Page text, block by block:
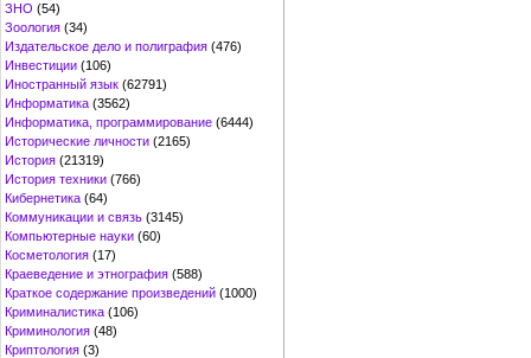
ЗНО (54)
Зоология (34)
Издательское дело и полиграфия (476)
Инвестиции (106)
Иностранный язык (62791)
Информатика (3562)
Информатика, программирование (6444)
Исторические личности (2165)
История (21319)
История техники (766)
Кибернетика (64)
Коммуникации и связь (3145)
Компьютерные науки (60)
Косметология (17)
Краеведение и этнография (588)
Краткое содержание произведений (1000)
Криминалистика (106)
Криминология (48)
Криптология (3)